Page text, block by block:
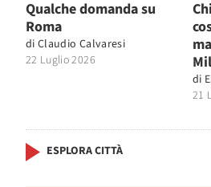
Qualche domanda su
Roma
di Claudio Calvaresi
22 Luglio 2026
di
21
ESPLORA CITTÀ